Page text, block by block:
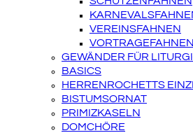
VEREINSFAHNEN
VORTRAGEFAHNEN
GEWÄNDER FÜR
BASICS
HERRENROCHETTS
BISTUMSORNAT
PRIMIZKASELN
DOMCHÖRE